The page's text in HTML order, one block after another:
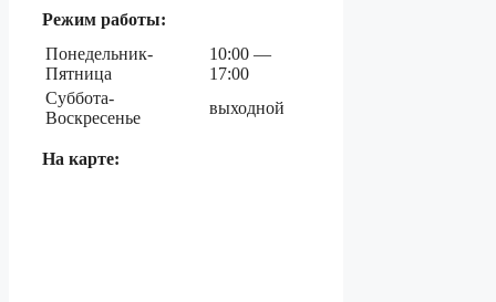
Режим работы:
Понедельник-
Пятница
10:00 —
17:00
Суббота-
Воскресенье
выходной
На карте: